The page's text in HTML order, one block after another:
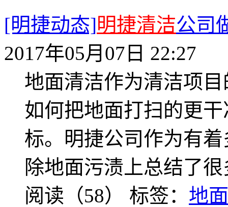
[明捷动态]明捷清洁公司
2017年05月07日 22:27
地面清洁作为清洁项
如何把地面打扫的更
标。明捷公司作为有
除地面污渍上总结了
阅读（58） 标签： 地